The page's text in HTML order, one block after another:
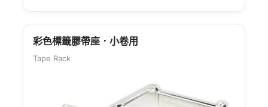
彩色標籤膠帶座．小卷用
Tape Rack